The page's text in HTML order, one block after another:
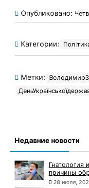
Опубликовано:
Категории:
Метки:
Недавние новости
Гнатология
причины
28 июля,